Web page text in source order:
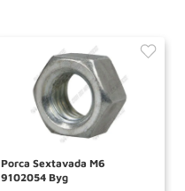
Porca Sextavada M6
9102054 Byg